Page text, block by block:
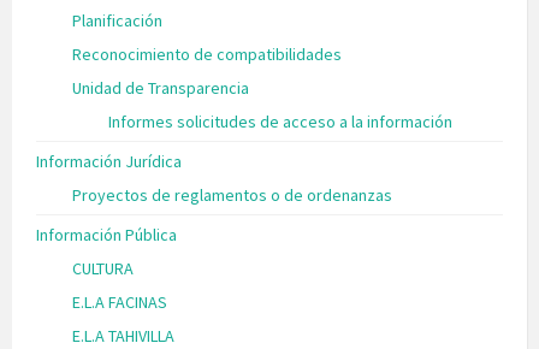
Planificación
Reconocimiento de compatibilidades
Unidad de Transparencia
Informes solicitudes de acceso a la información
Información Jurídica
Proyectos de reglamentos o de ordenanzas
Información Pública
CULTURA
E.L.A FACINAS
E.L.A TAHIVILLA